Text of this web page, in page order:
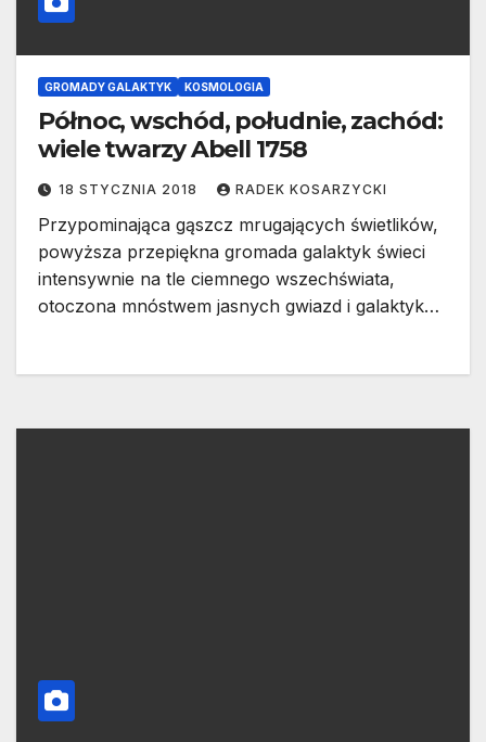
GROMADY GALAKTYK KOSMOLOGIA
Północ, wschód, południe, zachód:
wiele twarzy Abell 1758
18 STYCZNIA 2018 RADEK KOSARZYCKI
Przypominająca gąszcz mrugających świetlików,
powyższa przepiękna gromada galaktyk świeci
intensywnie na tle ciemnego wszechświata,
otoczona mnóstwem jasnych gwiazd i galaktyk…